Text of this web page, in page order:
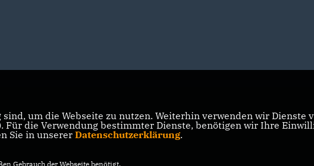
um die Webseite zu nutzen. Weiterhin verwenden wir
Für die Verwendung bestimmter Dienste, benötigen wir Ihre
Sie in unserer Datenschutzerklärung.
Gebrauch der Webseite benötigt.